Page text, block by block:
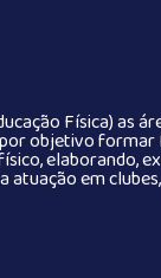
Física) as
objetivo
elaborando,
em